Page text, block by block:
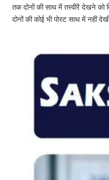
तक दोनों की साथ में तस्वीरें देखने को
दोनों की कोई भी पोस्ट साथ में नहीं